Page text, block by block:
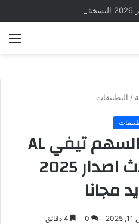
/ التطبيقات
تحميل تطبيق السهم تيفي AL
Sahm TV احدث اصدار 2025
مجانا
0